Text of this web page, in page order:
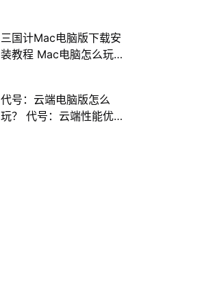
三国计Mac电脑版下载安
装教程 Mac电脑怎么玩
代号：云端电脑版怎么
玩？ 代号：云端性能优